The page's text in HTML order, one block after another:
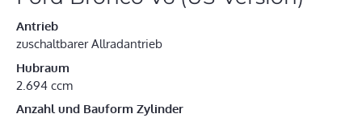
Antrieb
zuschaltbarer Allradantrieb
Hubraum
2.694 ccm
Anzahl und Bauform Zylinder